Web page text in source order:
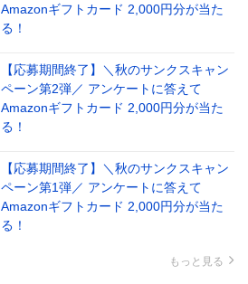
Amazonギフトカード 2,000円分が当た
る！
【応募期間終了】＼秋のサンクスキャン
ペーン第2弾／ アンケートに答えて
Amazonギフトカード 2,000円分が当た
る！
【応募期間終了】＼秋のサンクスキャン
ペーン第1弾／ アンケートに答えて
Amazonギフトカード 2,000円分が当た
る！
もっと見る